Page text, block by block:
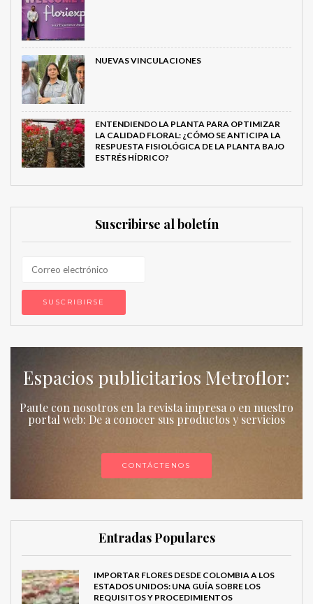
NUEVAS VINCULACIONES
ENTENDIENDO LA PLANTA PARA OPTIMIZAR
LA CALIDAD FLORAL: ¿CÓMO SE ANTICIPA LA
RESPUESTA FISIOLÓGICA DE LA PLANTA BAJO
ESTRÉS HÍDRICO?
Suscribirse al boletín
Espacios publicitarios Metroflor:
Paute con nosotros en la revista impresa o en nuestro
portal web: De a conocer sus productos y servicios
CONTÁCTENOS
Entradas Populares
IMPORTAR FLORES DESDE COLOMBIA A LOS
ESTADOS UNIDOS: UNA GUÍA SOBRE LOS
REQUISITOS Y PROCEDIMIENTOS